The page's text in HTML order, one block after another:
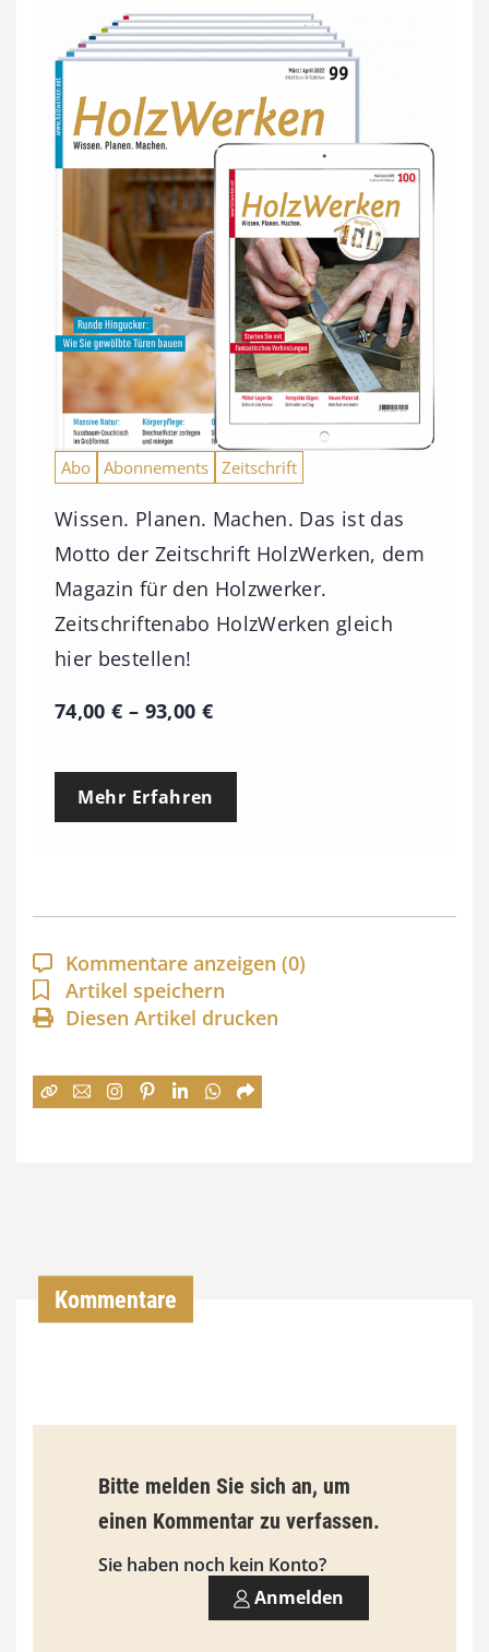
Abo Abonnements Zeitschrift
Wissen. Planen. Machen. Das ist das
Motto der Zeitschrift HolzWerken, dem
Magazin für den Holzwerker.
Zeitschriftenabo HolzWerken gleich
hier bestellen!
74,00€ – 93,00 €P
e
p
a
n
n
:
9
3
0
0
Mehr Erfahren
Kommentare anzeigen (0)
Artikel speichern
Diesen Artikel drucken
Kommentare
Bitte melden Sie sich an, um
einen Kommentar zu verfassen.
Sie haben noch kein Konto?
Anmelden